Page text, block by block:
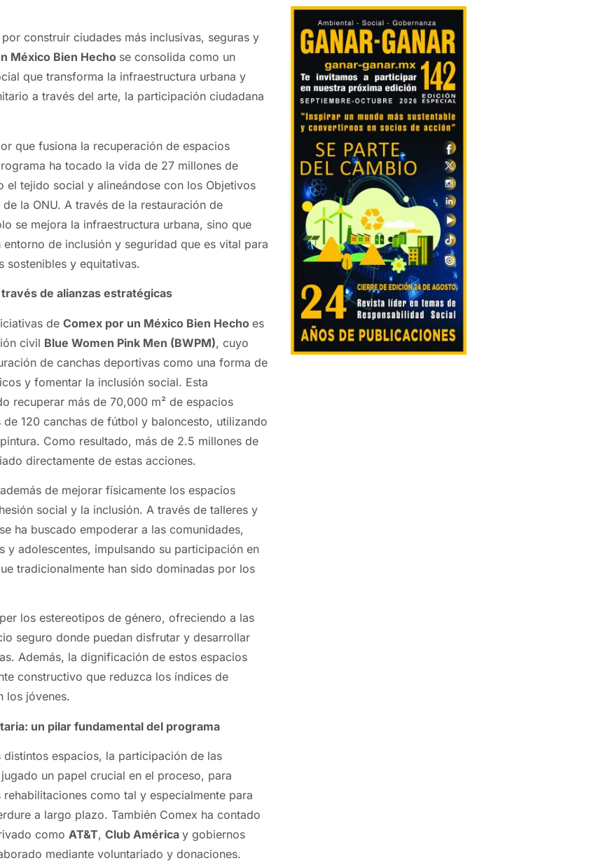
construir ciudades más inclusivas, seguras y
México Bien Hecho se consolida como un
que transforma la infraestructura urbana y
a través del arte, la participación ciudadana
que fusiona la recuperación de espacios
ha tocado la vida de 27 millones de
el tejido social y alineándose con los Objetivos
la ONU. A través de la restauración de
se mejora la infraestructura urbana, sino que
de inclusión y seguridad que es vital para
sostenibles y equitativas.
de alianzas estratégicas
de Comex por un México Bien Hecho es
civil Blue Women Pink Men (BWPM), cuyo
de canchas deportivas como una forma de
y fomentar la inclusión social. Esta
recuperar más de 70,000 m² de espacios
120 canchas de fútbol y baloncesto, utilizando
Como resultado, más de 2.5 millones de
directamente de estas acciones.
de mejorar físicamente los espacios
social y la inclusión. A través de talleres y
ha buscado empoderar a las comunidades,
y adolescentes, impulsando su participación en
tradicionalmente han sido dominadas por los
los estereotipos de género, ofreciendo a las
seguro donde puedan disfrutar y desarrollar
Además, la dignificación de estos espacios
constructivo que reduzca los índices de
los jóvenes.
un pilar fundamental del programa
distintos espacios, la participación de las
un papel crucial en el proceso, para
como tal y especialmente para
a largo plazo. También Comex ha contado
como AT&T, Club América y gobiernos
mediante voluntariado y donaciones.